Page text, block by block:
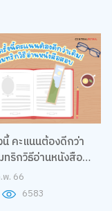
คะแนนต้องดีกว่า
พ. 66
6583